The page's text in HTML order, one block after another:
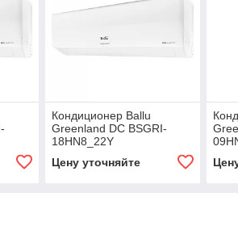
Кондиционер Ballu
Greenland DC BSGRI-
18HN8_22Y
Цену уточняйте